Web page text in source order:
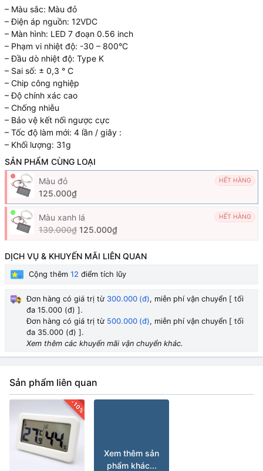
– Màu sắc: Màu đỏ
– Điện áp nguồn: 12VDC
– Màn hình: LED 7 đoạn 0.56 inch
– Phạm vi nhiệt độ: -30 – 800°C
– Đầu dò nhiệt độ: Type K
– Sai số: ± 0,3 ° C
– Chip công nghiệp
– Độ chính xác cao
– Chống nhiễu
– Bảo vệ kết nối ngược cực
– Tốc độ làm mới: 4 lần / giây :
– Khối lượng: 31g
SẢN PHẨM CÙNG LOẠI
Màu đỏ
HẾT HÀNG
125.000₫
Màu xanh lá HẾT HÀNG
139.000₫ 125.000₫
DỊCH VỤ & KHUYẾN MÃI LIÊN QUAN
Cộng thêm 12 điểm tích lũy
Đơn hàng có giá trị từ 300.000 (đ), miễn phí vận chuyển [ tối
đa 15.000 (đ) ].
Đơn hàng có giá trị từ 500.000 (đ), miễn phí vận chuyển [ tối
đa 35.000 (đ) ].
Xem thêm các khuyến mãi vận chuyển khác.
Sản phẩm liên quan
-10%
Xem thêm sản
phẩm khác...